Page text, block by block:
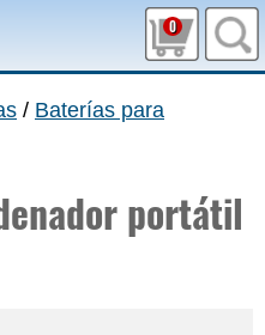
0
/ Baterías para
portátil